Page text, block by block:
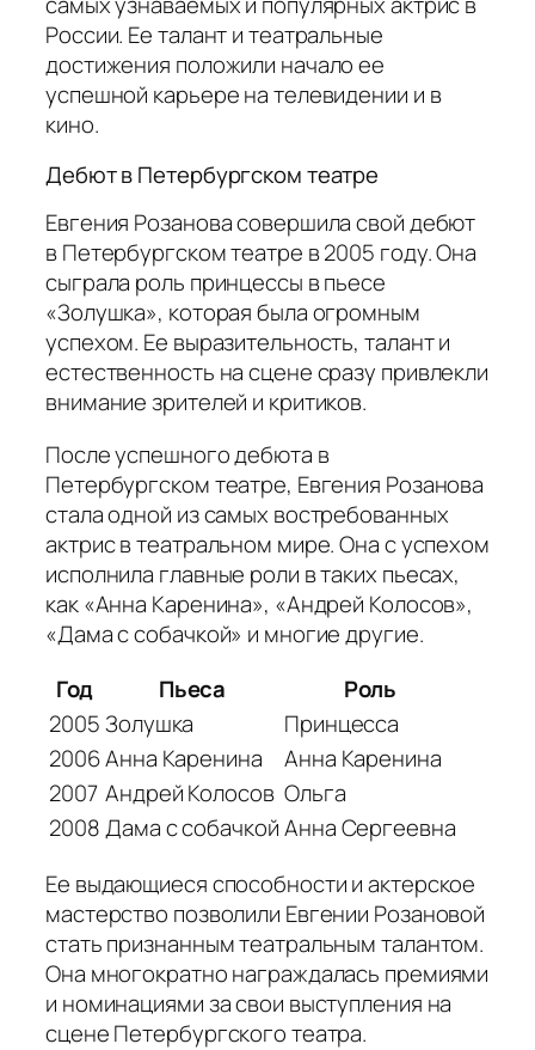
России. Ее талант и театральные
достижения положили начало ее
успешной карьере на телевидении и в
кино.
Дебют в Петербургском театре
Евгения Розанова совершила свой дебют
в Петербургском театре в 2005 году. Она
сыграла роль принцессы в пьесе
«Золушка», которая была огромным
успехом. Ее выразительность, талант и
естественность на сцене сразу привлекли
внимание зрителей и критиков.
После успешного дебюта в
Петербургском театре, Евгения Розанова
стала одной из самых востребованных
актрис в театральном мире. Она с успехом
исполнила главные роли в таких пьесах,
как «Анна Каренина», «Андрей Колосов»,
«Дама с собачкой» и многие другие.
Год
Пьеса
Роль
2005Золушка
Принцесса
2006Анна Каренина
Анна Каренина
2007 Андрей Колосов Ольга
2008Дама с собачкойАнна Сергеевна
Ее выдающиеся способности и актерское
мастерство позволили Евгении Розановой
стать признанным театральным талантом.
Она многократно награждалась премиями
и номинациями за свои выступления на
сцене Петербургского театра.